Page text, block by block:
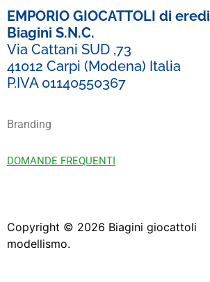
EMPORIO GIOCATTOLI di eredi
Biagini S.N.C.
Via Cattani SUD ,73
41012 Carpi (Modena) Italia
P.IVA 01140550367
Branding
DOMANDE FREQUENTI
Copyright © 2026 Biagini giocattoli
modellismo.